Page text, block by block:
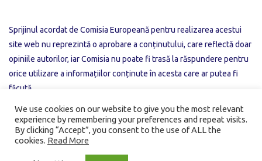
Sprijinul acordat de Comisia Europeană pentru realizarea acestui
site web nu reprezintă o aprobare a conținutului, care reflectă doar
opiniile autorilor, iar Comisia nu poate fi trasă la răspundere pentru
orice utilizare a informațiilor conținute în acesta care ar putea fi
făcută.
Privacy Policy Useful Links
We use cookies on our website to give you the most relevant
experience by remembering your preferences and repeat visits.
By clicking “Accept”, you consent to the use of ALL the
cookies. Read More